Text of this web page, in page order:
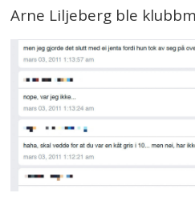
Arne Liljeberg ble